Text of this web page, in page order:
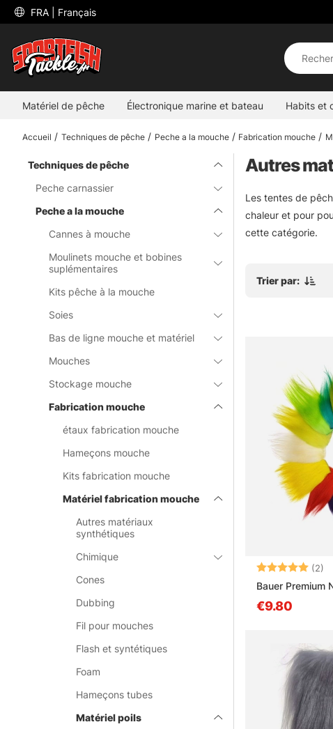
FRA | Français
Matériel de pêche Électronique marine et bateau Habits et
Accueil Techniques de pêche Peche a la mouche Fabrication mouche
Techniques de pêche
Peche carnassier
Peche a la mouche
Cannes à mouche
Moulinets mouche et bobines
suplémentaires
Kits pêche à la mouche
Soies
Bas de ligne mouche et matériel
Mouches
Stockage mouche
Fabrication mouche
étaux fabrication mouche
Hameçons mouche
Kits fabrication mouche
Matériel fabrication mouche
Autres matériaux
synthétiques
Chimique
Cones
Dubbing
Fil pour mouches
Flash et syntétiques
Foam
Hameçons tubes
Matériel poils
Autres
Les tentes de
chaleur et pour
cette catégorie.
Trier par:
Note: (2)
Bauer Premium
€9.80